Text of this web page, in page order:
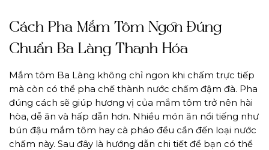
Cách Pha Mắm Tôm Ngon Đúng
Chuẩn Ba Làng Thanh Hóa
Mắm tôm Ba Làng không chỉ ngon khi chấm trực tiếp
mà còn có thể pha chế thành nước chấm đậm đà. Pha
đúng cách sẽ giúp hương vị của mắm tôm trở nên hài
hòa, dễ ăn và hấp dẫn hơn. Nhiều món ăn nổi tiếng như
bún đậu mắm tôm hay cà pháo đều cần đến loại nước
chấm này. Sau đây là hướng dẫn chi tiết để bạn có thể